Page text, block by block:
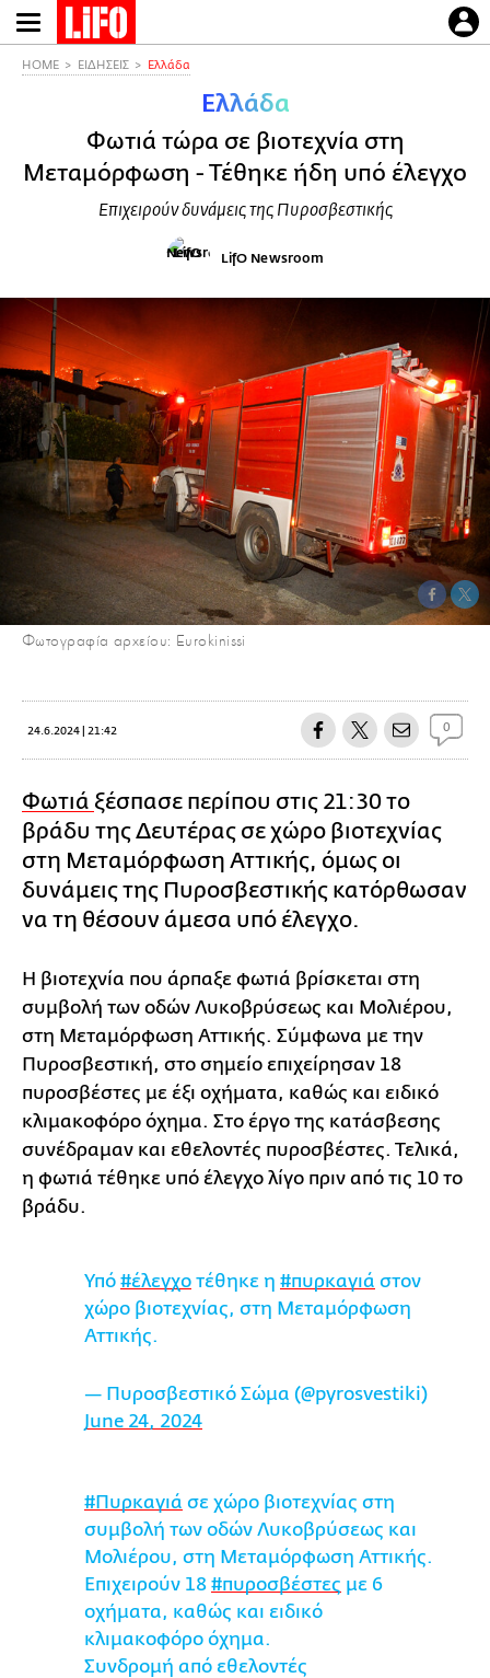
Παράκαμψη
προς
HOME ΕΙΔΗΣΕΙΣ Ελλάδα
Ελλάδα
Φωτιά τώρα σε βιοτεχνία στη
Μεταμόρφωση - Τέθηκε ήδη υπό έλεγχο
Επιχειρούν δυνάμεις της Πυροσβεστικής
LifO Newsroom
Φωτογραφία αρχείου: Eurokinissi
24.6.2024 | 21:42 0
Φωτιά ξέσπασε περίπου στις 21:30 το
βράδυ της Δευτέρας σε χώρο βιοτεχνίας
στη Μεταμόρφωση Αττικής, όμως οι
δυνάμεις της Πυροσβεστικής κατόρθωσαν
να τη θέσουν άμεσα υπό έλεγχο.
Η βιοτεχνία που άρπαξε φωτιά βρίσκεται στη
συμβολή των οδών Λυκοβρύσεως και Μολιέρου,
στη Μεταμόρφωση Αττικής. Σύμφωνα με την
Πυροσβεστική, στο σημείο επιχείρησαν 18
πυροσβέστες με έξι οχήματα, καθώς και ειδικό
κλιμακοφόρο όχημα. Στο έργο της κατάσβεσης
συνέδραμαν και εθελοντές πυροσβέστες. Τελικά,
η φωτιά τέθηκε υπό έλεγχο λίγο πριν από τις 10 το
βράδυ.
Υπό #έλεγχο τέθηκε η #πυρκαγιά στον
χώρο βιοτεχνίας, στη Μεταμόρφωση
Αττικής.
— Πυροσβεστικό Σώμα (@pyrosvestiki)
June 24, 2024
#Πυρκαγιά σε χώρο βιοτεχνίας στη
συμβολή των οδών Λυκοβρύσεως και
Μολιέρου, στη Μεταμόρφωση Αττικής.
Επιχειρούν 18 #πυροσβέστες με 6
οχήματα, καθώς και ειδικό
κλιμακοφόρο όχημα.
Συνδρομή από εθελοντές